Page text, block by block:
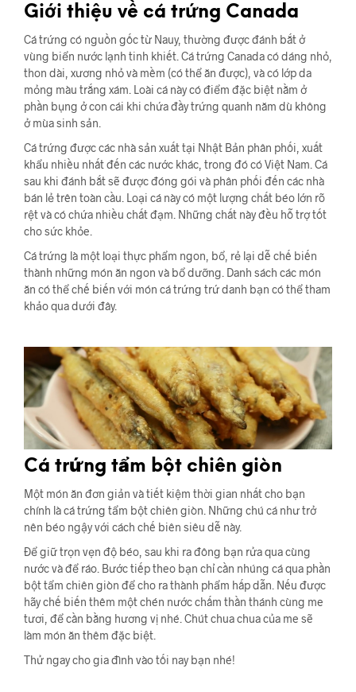
Giới thiệu về cá trứng Canada
Cá trứng có nguồn gốc từ Nauy, thường được đánh bắt ở
vùng biển nước lạnh tinh khiết. Cá trứng Canada có dáng nhỏ,
thon dài, xương nhỏ và mềm (có thể ăn được), và có lớp da
mỏng màu trắng xám. Loài cá này có điểm đặc biệt nằm ở
phần bụng ở con cái khi chứa đầy trứng quanh năm dù không
ở mùa sinh sản.
Cá trứng được các nhà sản xuất tại Nhật Bản phân phối, xuất
khẩu nhiều nhất đến các nước khác, trong đó có Việt Nam. Cá
sau khi đánh bắt sẽ được đóng gói và phân phối đến các nhà
bán lẻ trên toàn cầu. Loại cá này có một lượng chất béo lớn rõ
rệt và có chứa nhiều chất đạm. Những chất này đều hỗ trợ tốt
cho sức khỏe.
Cá trứng là một loại thực phẩm ngon, bổ, rẻ lại dễ chế biến
thành những món ăn ngon và bổ dưỡng. Danh sách các món
ăn có thể chế biến với món cá trứng trứ danh bạn có thể tham
khảo qua dưới đây.
Cá trứng tẩm bột chiên giòn
Một món ăn đơn giản và tiết kiệm thời gian nhất cho bạn
chính là cá trứng tẩm bột chiên giòn. Những chú cá như trở
nên béo ngậy với cách chế biên siêu dễ này.
Để giữ trọn vẹn độ béo, sau khi ra đông bạn rửa qua cùng
nước và để ráo. Bước tiếp theo bạn chỉ cần nhúng cá qua phần
bột tẩm chiên giòn để cho ra thành phẩm hấp dẫn. Nếu được
hãy chế biến thêm một chén nước chấm thần thánh cùng me
tươi, để cần bằng hương vị nhé. Chút chua chua của me sẽ
làm món ăn thêm đặc biệt.
Thử ngay cho gia đình vào tối nay bạn nhé!